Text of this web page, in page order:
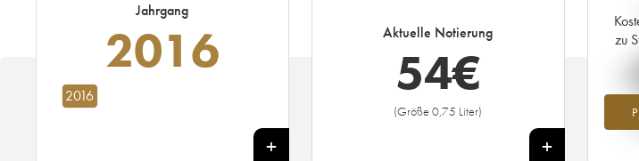
Jahrgang
2016
2016
Aktuelle Notierung
54€
(Größe 0,75 Liter)
+
zu